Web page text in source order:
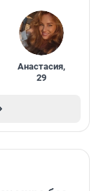
Анастасия,
29